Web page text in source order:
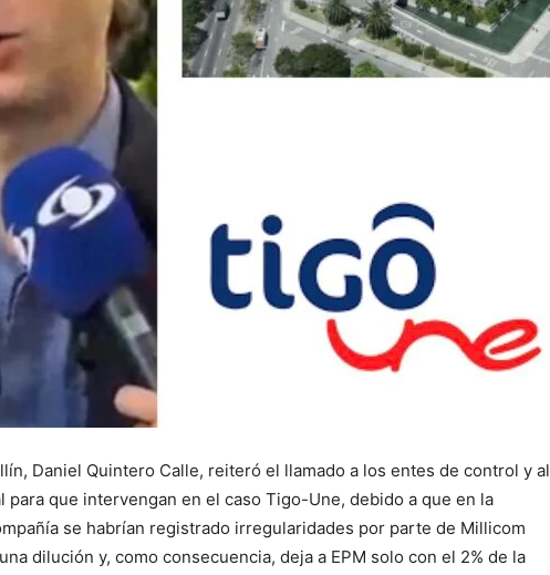
Daniel Quintero Calle, reiteró el llamado a los entes de control y al
para que intervengan en el caso Tigo-Une, debido a que en la
se habrían registrado irregularidades por parte de Millicom
dilución y, como consecuencia, deja a EPM solo con el 2% de la